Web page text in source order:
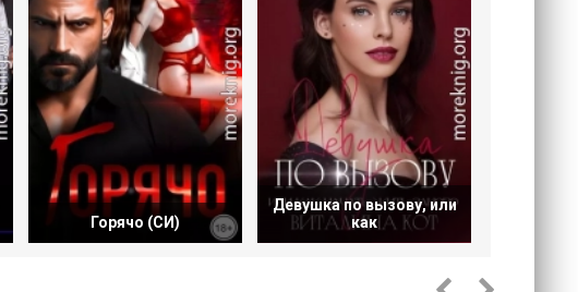
Горячо (СИ)
Девушка по вызову, или
как